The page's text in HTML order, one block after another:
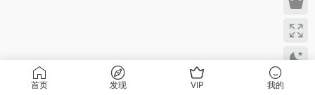
首页 发现 VIP 我的